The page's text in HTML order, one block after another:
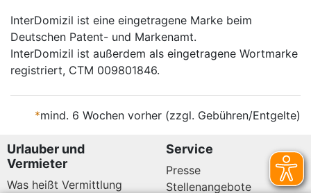
InterDomizil ist eine eingetragene Marke beim
Deutschen Patent- und Markenamt.
InterDomizil ist außerdem als eingetragene Wortmarke
registriert, CTM 009801846.
*mind. 6 Wochen vorher (zzgl. Gebühren/Entgelte)
Urlauber und
Vermieter
Was heißt Vermittlung
Service
Presse
Stellenangebote